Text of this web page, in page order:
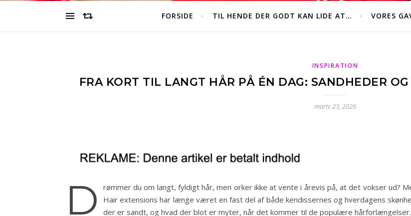
FORSIDE TIL HENDE DER GODT KAN LIDE AT… VORES
INSPIRATION
FRA KORT TIL LANGT HÅR PÅ ÉN DAG: SANDHEDER
marts 23, 2026
D
rømmer du om langt, fyldigt hår, men orker ikke at vente i årevis på, at det vokser ud?
Hair extensions har længe været en fast del af både kendissernes og hverdagens
der er sandt, og hvad der blot er myter, når det kommer til de populære hårforlængelser.